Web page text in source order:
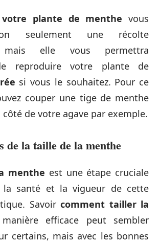
plante de menthe vous
seulement une récolte
mais elle vous permettra
reproduire votre plante de
si vous le souhaitez. Pour ce
couper une tige de menthe
de votre agave par exemple.
de la taille de la menthe
menthe est une étape cruciale
la santé et la vigueur de cette
Savoircomment tailler la
efficace peut sembler
certains, mais avec les bonnes